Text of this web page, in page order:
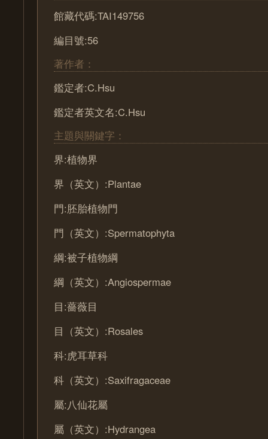
館藏代碼:TAI149756
編目號:56
著作者：
鑑定者:C.Hsu
鑑定者英文名:C.Hsu
主題與關鍵字：
界:植物界
界（英文）:Plantae
門:胚胎植物門
門（英文）:Spermatophyta
綱:被子植物綱
綱（英文）:Angiospermae
目:薔薇目
目（英文）:Rosales
科:虎耳草科
科（英文）:Saxifragaceae
屬:八仙花屬
屬（英文）:Hydrangea